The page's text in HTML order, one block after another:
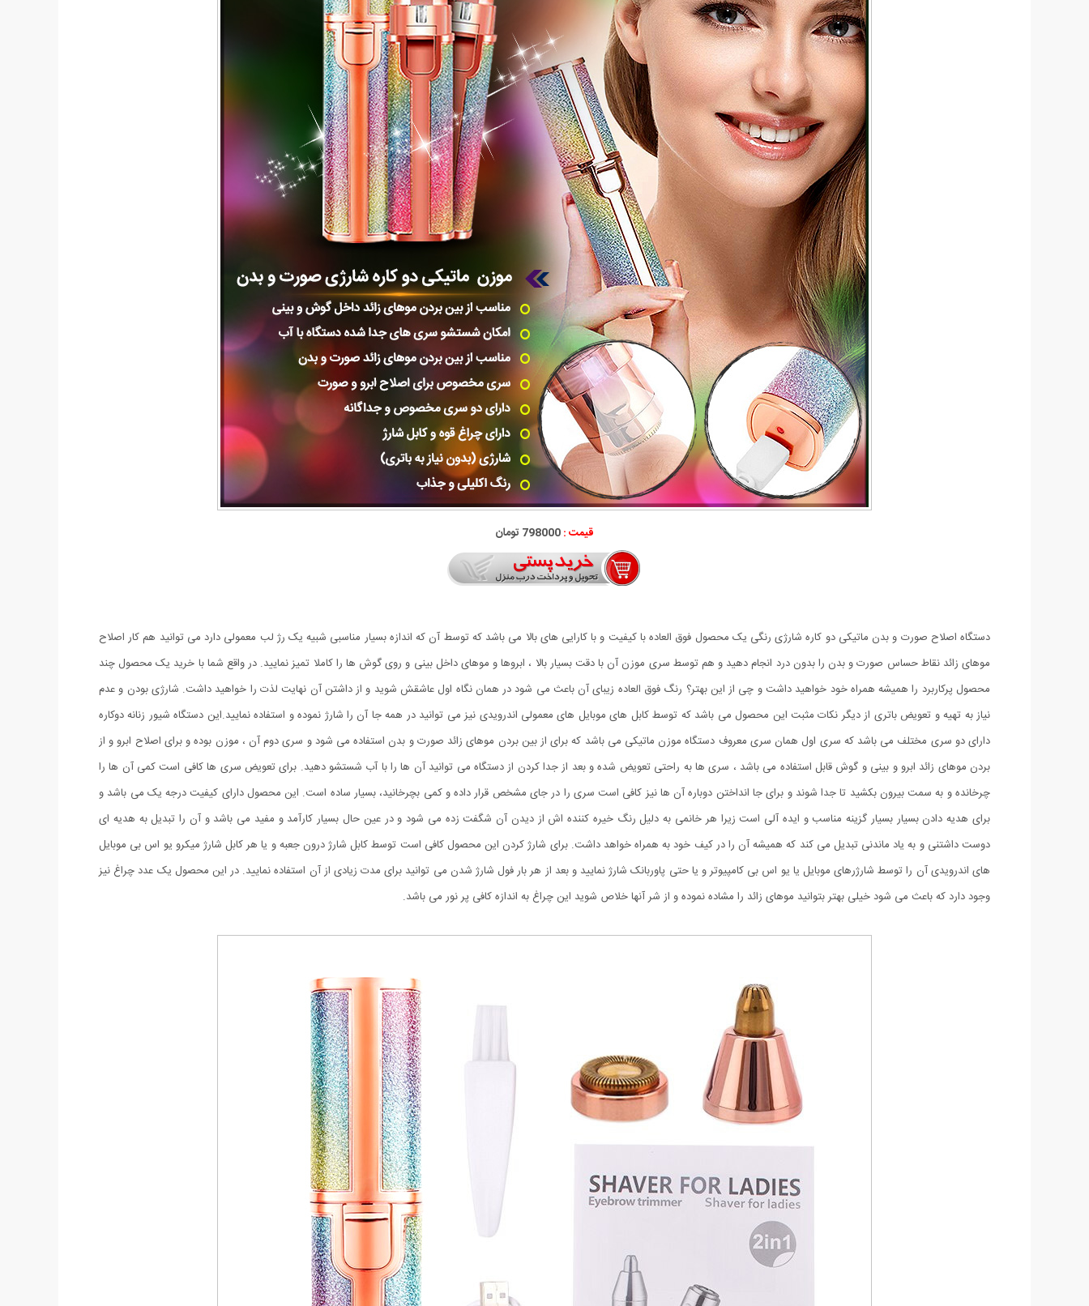
قیمت :798000 تومان
دستگاه اصلاح صورت و بدن ماتیکی دو کاره شارژی رنگی یک محصول فوق العاده با کیفیت و با کارایی های بالا می باشد که توسط آن که اندازه بسیار مناسبی شبیه یک رژ لب معمولی دارد می توانید هم کار اصلاح
موهای زائد نقاط حساس صورت و بدن را بدون درد انجام دهید و هم توسط سری موزن آن با دقت بسیار بالا ، ابروها و موهای داخل بینی و روی گوش ها را کاملا تمیز نمایید. در واقع شما با خرید یک محصول چند
محصول پرکاربرد را همیشه همراه خود خواهید داشت و چی از این بهتر؟ رنگ فوق العاده زیبای آن باعث می شود در همان نگاه اول عاشقش شوید و از داشتن آن نهایت لذت را خواهید داشت. شارژی بودن و عدم
نیاز به تهیه و تعویض باتری از دیگر نکات مثبت این محصول می باشد که توسط کابل های موبایل های معمولی اندرویدی نیز می توانید در همه جا آن را شارژ نموده و استفاده نمایید.این دستگاه شیور زنانه دوکاره
دارای دو سری مختلف می باشد که سری اول همان سری معروف دستگاه موزن ماتیکی می باشد که برای از بین بردن موهای زائد صورت و بدن استفاده می شود و سری دوم آن ، موزن بوده و برای اصلاح ابرو و از
بردن موهای زائد ابرو و بینی و گوش قابل استفاده می باشد ، سری ها به راحتی تعویض شده و بعد از جدا کردن از دستگاه می توانید آن ها را با آب شستشو دهید. برای تعویض سری ها کافی است کمی آن ها را
چرخانده و به سمت بیرون بکشید تا جدا شوند و برای جا انداختن دوباره آن ها نیز کافی است سری را در جای مشخص قرار داده و کمی بچرخانید، بسیار ساده است. این محصول دارای کیفیت درجه یک می باشد و
برای هدیه دادن بسیار بسیار گزینه مناسب و ایده آلی است زیرا هر خانمی به دلیل رنگ خیره کننده اش از دیدن آن شگفت زده می شود و در عین حال بسیار کارآمد و مفید می باشد و آن را تبدیل به هدیه ای
دوست داشتنی و به یاد ماندنی تبدیل می کند که همیشه آن را در کیف خود به همراه خواهد داشت. برای شارژ کردن این محصول کافی است توسط کابل شارژ درون جعبه و یا هر کابل شارژ میکرو یو اس بی موبایل
های اندرویدی آن را توسط شارژرهای موبایل یا یو اس بی کامپیوتر و یا حتی پاوربانک شارژ نمایید و بعد از هر بار فول شارژ شدن می توانید برای مدت زیادی از آن استفاده نمایید. در این محصول یک عدد چراغ نیز
وجود دارد که باعث می شود خیلی بهتر بتوانید موهای زائد را مشاده نموده و از شر آنها خلاص شوید این چراغ به اندازه کافی پر نور می باشد.